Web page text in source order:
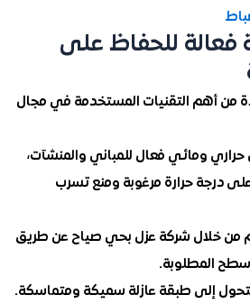
للحفاظ على
التقنيات المستخدمة في مجال
فعال للمباني والمنشآت،
مرغوبة ومنع تسرب
شركة عزل بحي صياح عن طريق
طبقة عازلة سميكة ومتماسكة.